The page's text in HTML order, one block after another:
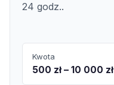
24 godz..
Kwota
500 zł – 10 000 zł